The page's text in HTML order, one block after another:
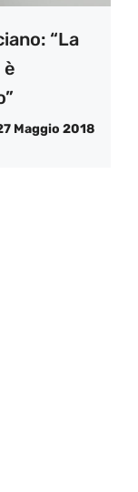
“La
è
Maggio 2018